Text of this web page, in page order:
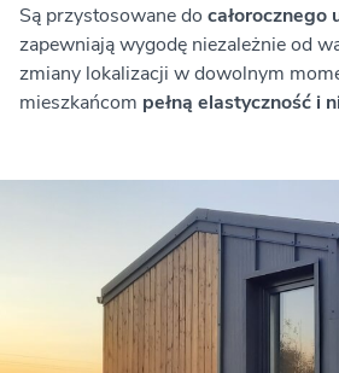
Są przystosowane do całorocznego
zapewniają wygodę niezależnie od
zmiany lokalizacji w dowolnym
mieszkańcom pełną elastyczność i